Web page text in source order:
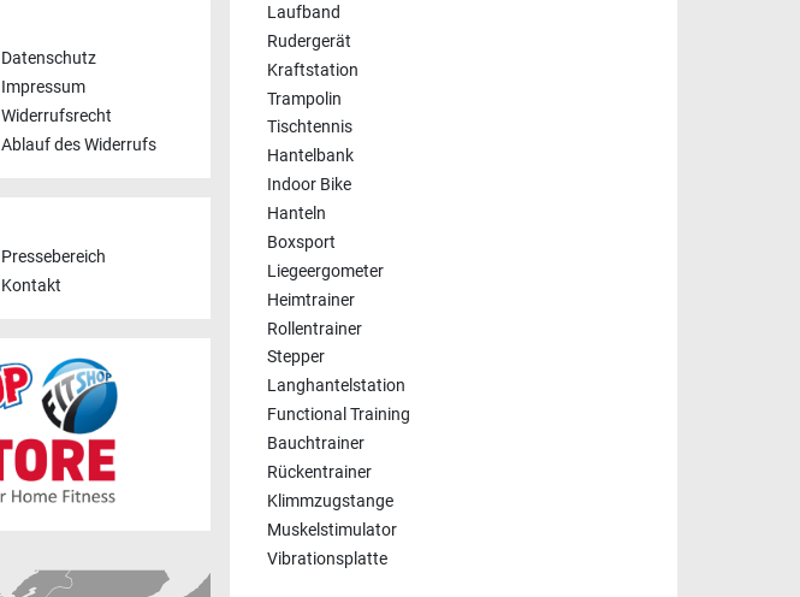
Datenschutz
Impressum
Widerrufsrecht
Ablauf des Widerrufs
Pressebereich
Kontakt
Laufband
Rudergerät
Kraftstation
Trampolin
Tischtennis
Hantelbank
Indoor Bike
Hanteln
Boxsport
Liegeergometer
Heimtrainer
Rollentrainer
Stepper
Langhantelstation
Functional Training
Bauchtrainer
Rückentrainer
Klimmzugstange
Muskelstimulator
Vibrationsplatte